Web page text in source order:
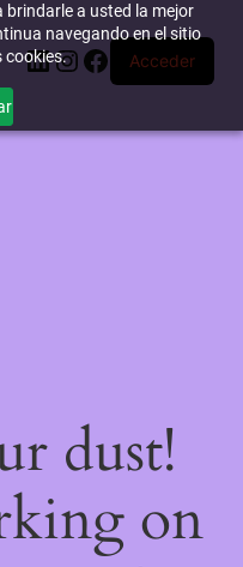
a usted la mejor
navegando en el sitio
cookies.
LinkedIn
Instagram
Facebook
Acceder
dust!
on